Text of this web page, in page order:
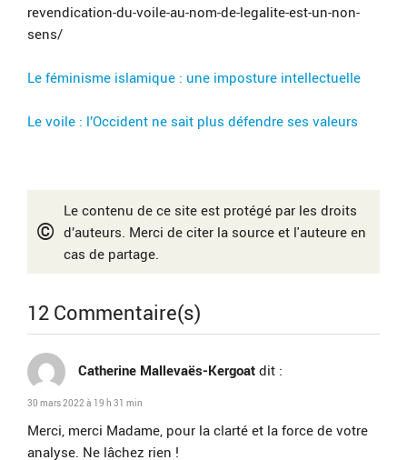
revendication-du-voile-au-nom-de-legalite-est-un-non-
sens/
Le féminisme islamique : une imposture intellectuelle
Le voile : l’Occident ne sait plus défendre ses valeurs
©
Le contenu de ce site est protégé par les droits
d’auteurs. Merci de citer la source et l'auteure en
cas de partage.
12 Commentaire(s)
Catherine Mallevaës-Kergoat dit :
30 mars 2022 à 19 h 31 min
Merci, merci Madame, pour la clarté et la force de votre
analyse. Ne lâchez rien !